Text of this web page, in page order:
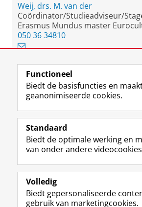
Weij, drs. M. van der
Coördinator/Studieadviseur/
Erasmus Mundus master
050 36 34810
View this page in:English
Volg de RUG
F
a
e
b
o
p
a
L
i
k
e
I
-
p
Studiekiezers
Alumni
Over ons
Functioneel
Biedt de basisfuncties en
geanonimiseerde cookies.
Standaard
Biedt de optimale werking en
van onder andere
Volledig
Biedt gepersonaliseerde
gebruik van marketingcookies.